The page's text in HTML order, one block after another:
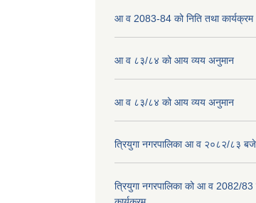
आ व 2083-84 को निति तथा कार्यक्रम
आ व ८३/८४ को आय व्यय अनुमान
आ व ८३/८४ को आय व्यय अनुमान
त्रियुगा नगरपालिका आ व २०८२/८३
त्रियुगा नगरपालिका को आ व 2082/83